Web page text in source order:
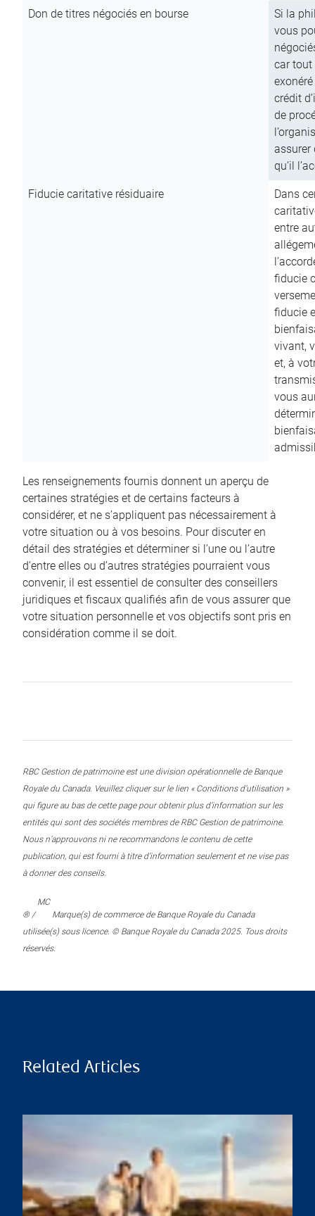
Don de titres négociés en bourse
Si la
vous
car tout
crédit
de
assurer
qu’il
Fiducie caritative résiduaire
Dans
entre
fiducie
fiducie
vivant,
et, à
vous
Les renseignements fournis donnent un aperçu de
certaines stratégies et de certains facteurs à
considérer, et ne s’appliquent pas nécessairement à
votre situation ou à vos besoins. Pour discuter en
détail des stratégies et déterminer si l’une ou l’autre
d’entre elles ou d’autres stratégies pourraient vous
convenir, il est essentiel de consulter des conseillers
juridiques et fiscaux qualifiés afin de vous assurer que
votre situation personnelle et vos objectifs sont pris en
considération comme il se doit.
RBC Gestion de patrimoine est une division opérationnelle de Banque
Royale du Canada. Veuillez cliquer sur le lien « Conditions d’utilisation »
qui figure au bas de cette page pour obtenir plus d’information sur les
entités qui sont des sociétés membres de RBC Gestion de patrimoine.
Nous n’approuvons ni ne recommandons le contenu de cette
publication, qui est fourni à titre d’information seulement et ne vise pas
à donner des conseils.
® /
MC
Marque(s) de commerce de Banque Royale du Canada
utilisée(s) sous licence. © Banque Royale du Canada 2025. Tous droits
réservés.
Related Articles